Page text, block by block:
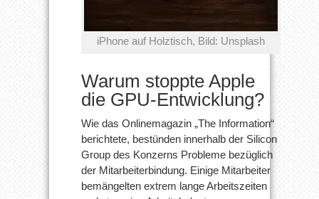
iPhone auf Holztisch, Bild: Unsplash
Warum stoppte Apple
die GPU-Entwicklung?
Wie das Onlinemagazin „The Information“
berichtete, bestünden innerhalb der Silicon
Group des Konzerns Probleme bezüglich
der Mitarbeiterbindung. Einige Mitarbeiter
bemängelten extrem lange Arbeitszeiten